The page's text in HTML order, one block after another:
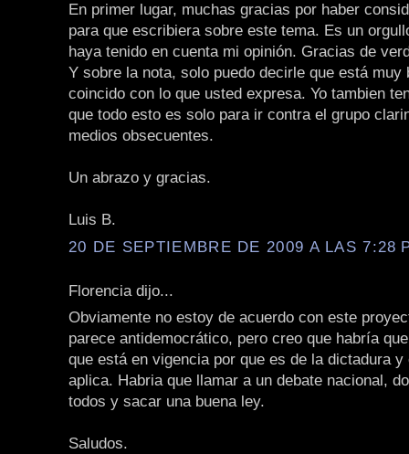
En primer lugar, muchas gracias por haber
para que escribiera sobre este tema. Es un
haya tenido en cuenta mi opinión. Gracias de
Y sobre la nota, solo puedo decirle que está muy
coincido con lo que usted expresa. Yo tambien
que todo esto es solo para ir contra el grupo
medios obsecuentes.
Un abrazo y gracias.
Luis B.
20 DE SEPTIEMBRE DE 2009 A LAS 7:28
Florencia dijo...
Obviamente no estoy de acuerdo con este
parece antidemocrático, pero creo que habría
que está en vigencia por que es de la dictadura
aplica. Habria que llamar a un debate nacional,
todos y sacar una buena ley.
Saludos.